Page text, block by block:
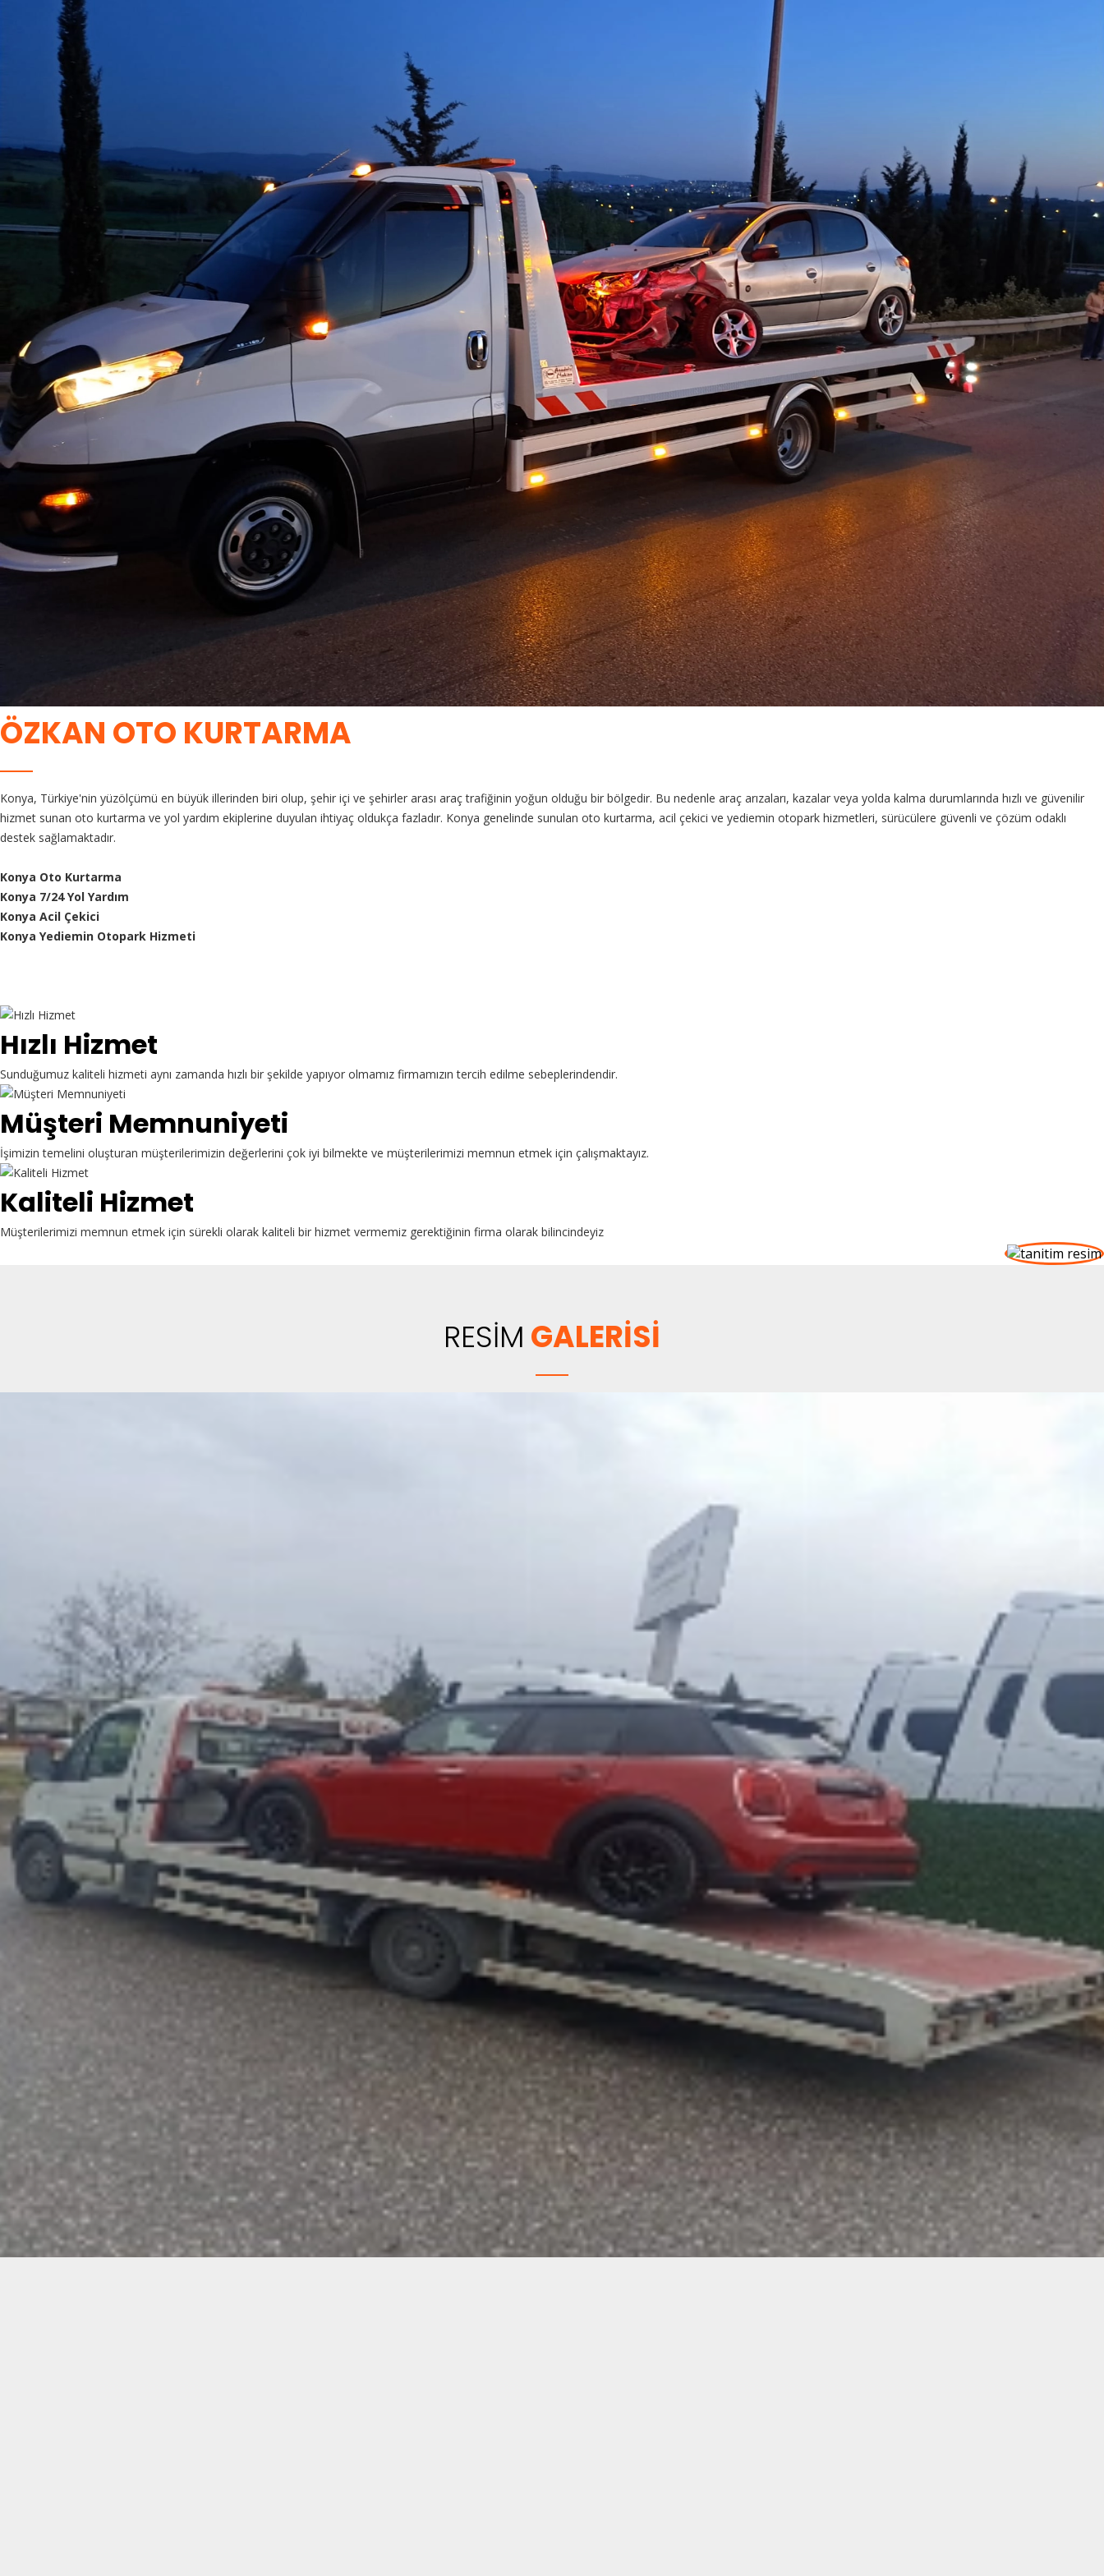
ÖZKAN OTO KURTARMA
Konya, Türkiye'nin yüzölçümü en büyük illerinden biri olup, şehir içi ve şehirler arası araç trafiğinin yoğun olduğu bir bölgedir. Bu nedenle araç arızaları, kazalar veya yolda kalma durumlarında hızlı ve güvenilir
hizmet sunan oto kurtarma ve yol yardım ekiplerine duyulan ihtiyaç oldukça fazladır. Konya genelinde sunulan oto kurtarma, acil çekici ve yediemin otopark hizmetleri, sürücülere güvenli ve çözüm odaklı
destek sağlamaktadır.
Konya Oto Kurtarma
Konya 7/24 Yol Yardım
Konya Acil Çekici
Konya Yediemin Otopark Hizmeti
Hızlı Hizmet
Sunduğumuz kaliteli hizmeti aynı zamanda hızlı bir şekilde yapıyor olmamız firmamızın tercih edilme sebeplerindendir.
Müşteri Memnuniyeti
İşimizin temelini oluşturan müşterilerimizin değerlerini çok iyi bilmekte ve müşterilerimizi memnun etmek için çalışmaktayız.
Kaliteli Hizmet
Müşterilerimizi memnun etmek için sürekli olarak kaliteli bir hizmet vermemiz gerektiğinin firma olarak bilincindeyiz
RESİM GALERİSİ